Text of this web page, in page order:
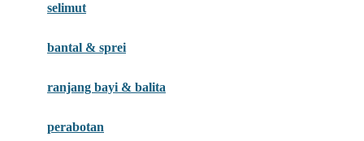
Habbie
Haenim
selimut
bantal & sprei
ranjang bayi & balita
perabotan